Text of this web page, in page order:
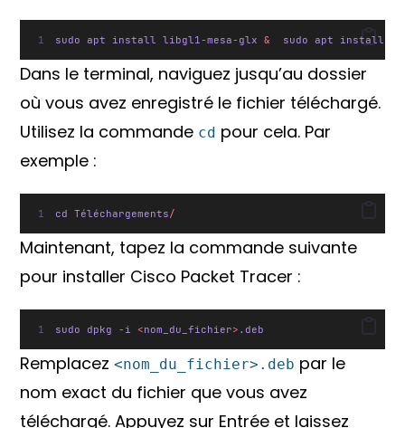
sudo apt install libgl1-mesa- glx &
sudo apt install
Dans le terminal, naviguez jusqu’au dossier
où vous avez enregistré le fichier téléchargé.
Utilisez la commande cd pour cela. Par
exemple :
cd Téléchargements/
Maintenant, tapez la commande suivante
pour installer Cisco Packet Tracer :
sudo dpkg - i <nom_du_fichier> .deb
Remplacez<nom_du_fichier>.deb par le
nom exact du fichier que vous avez
téléchargé. Appuyez sur Entrée et laissez